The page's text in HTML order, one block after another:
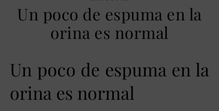
Un poco de espuma en la
orina es normal
Un poco de espuma en la
orina es normal